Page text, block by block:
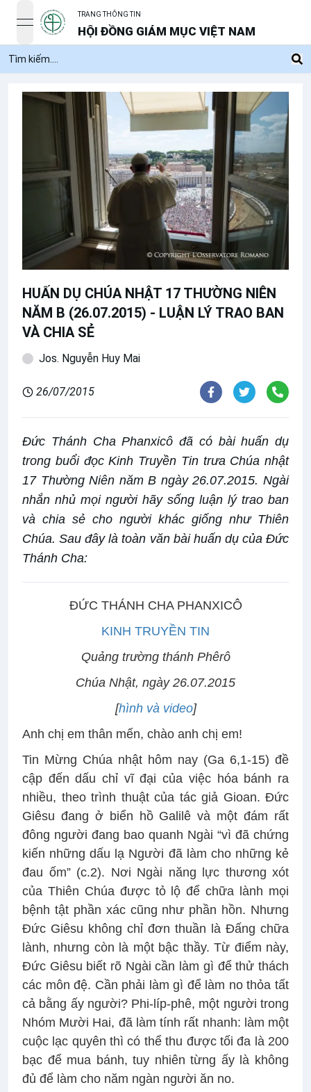
open navigation menu
TRANG THÔNG TIN
HỘI ĐỒNG GIÁM MỤC VIỆT NAM
HUẤN DỤ CHÚA NHẬT 17 THƯỜNG NIÊN
NĂM B (26.07.2015) - LUẬN LÝ TRAO BAN
VÀ CHIA SẺ
Jos. Nguyễn Huy Mai
26/07/2015
Đức Thánh Cha Phanxicô đã có bài huấn dụ
trong buổi đọc Kinh Truyền Tin trưa Chúa nhật
17 Thường Niên năm B ngày 26.07.2015. Ngài
nhắn nhủ mọi người hãy sống luận lý trao ban
và chia sẻ cho người khác giống như Thiên
Chúa. Sau đây là toàn văn bài huấn dụ của Đức
Thánh Cha:
ĐỨC THÁNH CHA PHANXICÔ
KINH TRUYỀN TIN
Quảng trường thánh Phêrô
Chúa Nhật, ngày 26.07.2015
[hình và video]
Anh chị em thân mến, chào anh chị em!
Tin Mừng Chúa nhật hôm nay (Ga 6,1-15) đề
cập đến dấu chỉ vĩ đại của việc hóa bánh ra
nhiều, theo trình thuật của tác giả Gioan. Đức
Giêsu đang ở biển hồ Galilê và một đám rất
đông người đang bao quanh Ngài “vì đã chứng
kiến những dấu lạ Người đã làm cho những kẻ
đau ốm” (c.2). Nơi Ngài năng lực thương xót
của Thiên Chúa được tỏ lộ để chữa lành mọi
bệnh tật phần xác cũng như phần hồn. Nhưng
Đức Giêsu không chỉ đơn thuần là Đấng chữa
lành, nhưng còn là một bậc thầy. Từ điểm này,
Đức Giêsu biết rõ Ngài cần làm gì để thử thách
các môn đệ. Cần phải làm gì để làm no thỏa tất
cả bằng ấy người? Phi-líp-phê, một người trong
Nhóm Mười Hai, đã làm tính rất nhanh: làm một
cuộc lạc quyên thì có thể thu được tối đa là 200
bạc để mua bánh, tuy nhiên từng ấy là không
đủ để làm cho năm ngàn người ăn no.